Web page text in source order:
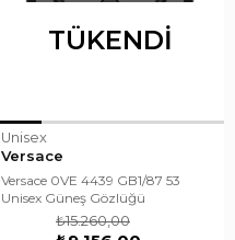
TÜKENDI
Unisex
Versace
Versace 0VE 4439 GB1/87 53
Unisex Güneş Gözlüğü
₺15.260,00